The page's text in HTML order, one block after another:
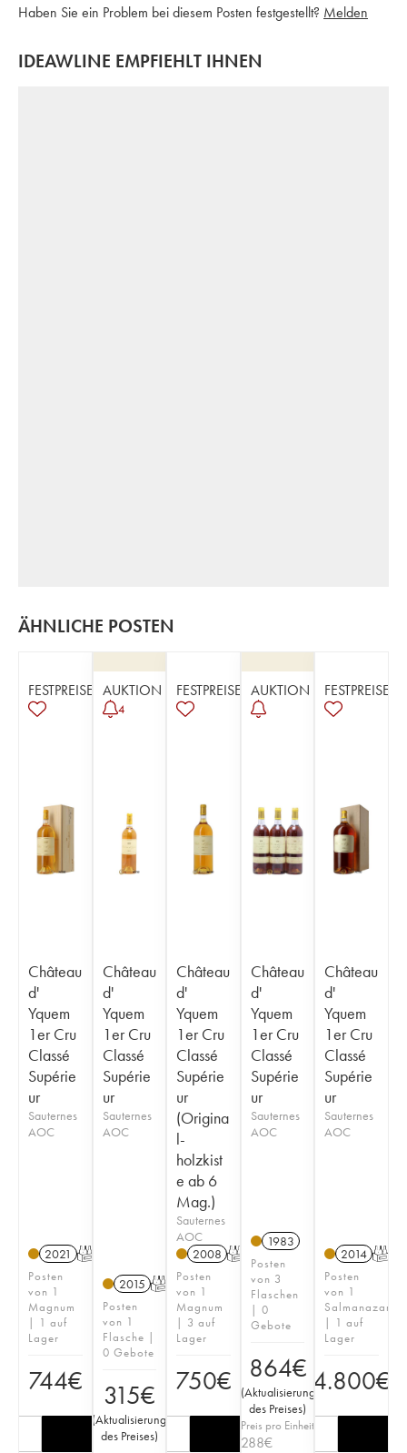
Haben Sie ein Problem bei diesem Posten festgestellt? Melden
IDEAWLINE EMPFIEHLT IHNEN
ÄHNLICHE POSTEN
FESTPREISE
Château
d'
Yquem
1er Cru
Classé
Supérie
ur
Sauternes
AOC
2021 T
Posten
von 1
Magnum
| 1 auf
Lager
744€
AUKTION
4
Château
d'
Yquem
1er Cru
Classé
Supérie
ur
Sauternes
AOC
2015 T
Posten
von 1
Flasche |
0 Gebote
315€
(Aktualisierung
des Preises)
FESTPREISE
Château
d'
Yquem
1er Cru
Classé
Supérie
ur
(Origina
l-
holzkist
e ab 6
Mag.)
Sauternes
AOC
2008 T
Posten
von 1
Magnum
| 3 auf
Lager
750€
AUKTION
Château
d'
Yquem
1er Cru
Classé
Supérie
ur
Sauternes
AOC
1983
Posten
von 3
Flaschen
| 0
Gebote
864€
(Aktualisierung
des Preises)
Preis pro Einheit
288€
FESTPREISE
Château
d'
Yquem
1er Cru
Classé
Supérie
ur
Sauternes
AOC
2014 T
Posten
von 1
Salmanazar
| 1 auf
Lager
4.800€